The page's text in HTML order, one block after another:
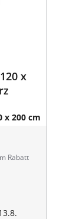
x
x 200 cm
Rabatt